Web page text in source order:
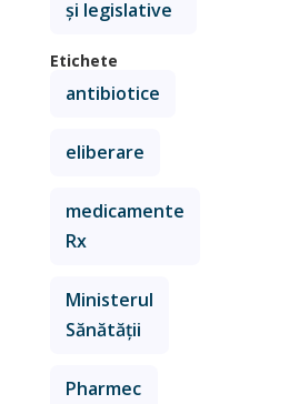
și legislative
Etichete
antibiotice
eliberare
medicamente
Rx
Ministerul
Sănătății
Pharmec